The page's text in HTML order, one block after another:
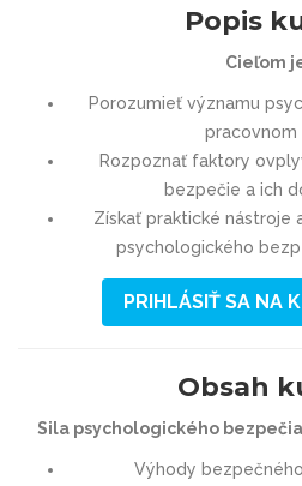
Popis
Cieľom
Porozumieť významu
pracovnom
Rozpoznať faktory
bezpečie a ich
Získať praktické nástroje
psychologického
PRIHLÁSIŤ SA NA
Obsah
Sila psychologického
Výhody